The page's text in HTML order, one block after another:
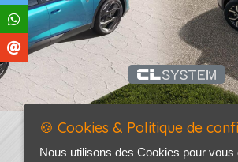
🍪 Cookies & Politique de
Nous utilisons des Cookies pour vous